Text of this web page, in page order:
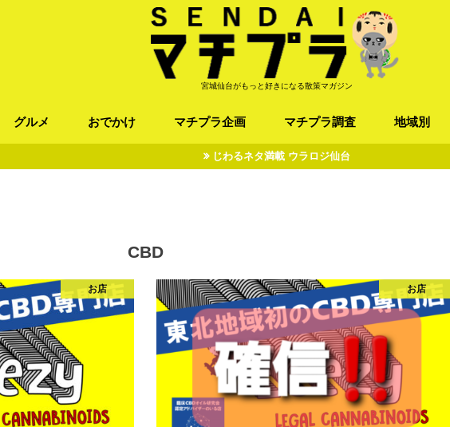
宮城仙台がもっと好きになる散策マガジン
グルメ おでかけ マチプラ企画
オトアルキ
マチプラ企業訪問
ファッション
ブラミヤギ
マチプラ漫画
マチプラ小説
マチプラ調査
歴史
地域別
じわるネタ満載 ウラロジ仙台
CBD
お店 お店